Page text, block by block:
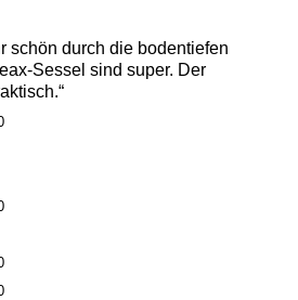
schön durch die bodentiefen
Sessel sind super. Der